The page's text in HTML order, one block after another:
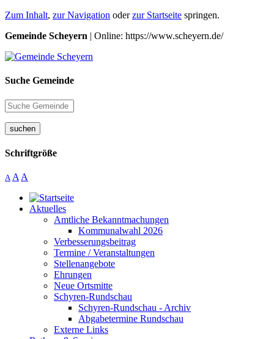
Zum Inhalt, zur Navigation oderzur Startseite springen.
Gemeinde Scheyern | Online: https://www.scheyern.de/
Suche Gemeinde
suchen
Schriftgröße
A A A
Aktuelles
Amtliche Bekanntmachungen
Kommunalwahl 2026
Verbesserungsbeitrag
Termine / Veranstaltungen
Stellenangebote
Ehrungen
Neue Ortsmitte
Schyren-Rundschau
Schyren-Rundschau - Archiv
Abgabetermine Rundschau
Externe Links